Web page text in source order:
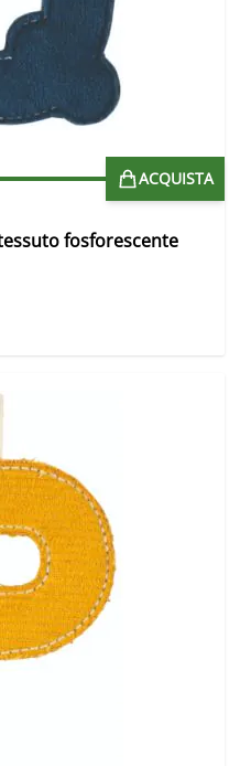
ACQUISTA
fosforescente